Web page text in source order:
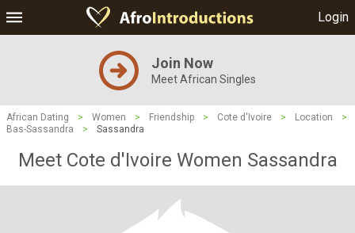
Login
Join Now
Meet African Singles
African Dating > Women > Friendship > Cote d'Ivoire > Location
>
Bas-Sassandra
> Sassandra
Meet Cote d'Ivoire Women Sassandra